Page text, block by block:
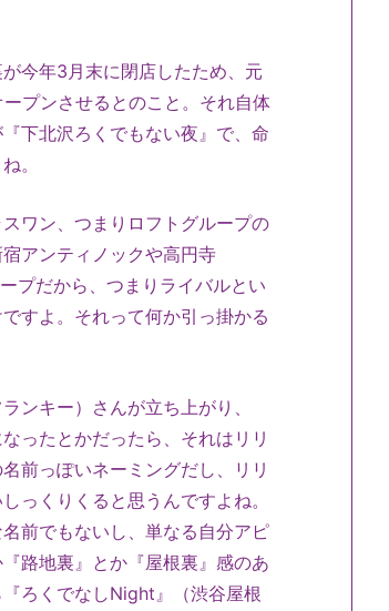
今年3月末に閉店したため、元
プンさせるとのこと。それ自体
下北沢ろくでもない夜』で、命
。
ワン、つまりロフトグループの
アンティノックや高円寺
プだから、つまりライバルとい
すよ。それって何か引っ掛かる
ンキー）さんが立ち上がり、
ったとかだったら、それはリリ
前っぽいネーミングだし、リリ
っくりくると思うんですよね。
前でもないし、単なる自分アピ
路地裏』とか『屋根裏』感のあ
ろくでなしNight』（渋谷屋根